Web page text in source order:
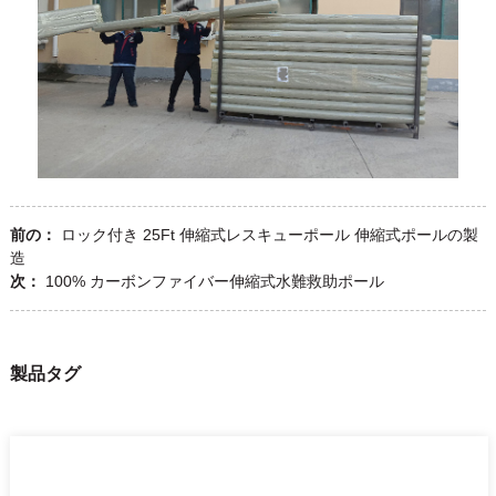
前の：
ロック付き 25Ft 伸縮式レスキューポール 伸縮式ポールの製
造
次：
100% カーボンファイバー伸縮式水難救助ポール
製品タグ